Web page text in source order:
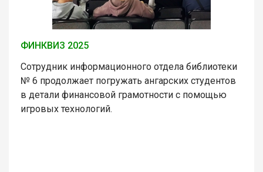
ФИНКВИЗ 2025
Сотрудник информационного отдела библиотеки
№ 6 продолжает погружать ангарских студентов
в детали финансовой грамотности с помощью
игровых технологий.